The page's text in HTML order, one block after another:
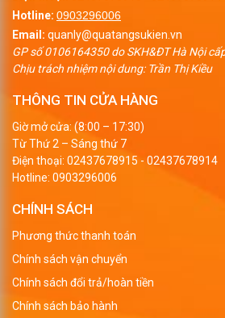
Hotline: 0903296006
Email: quanly@quatangsukien.vn
GP số 0106164350 do SKH&ĐT Hà Nội
Chịu trách nhiệm nội dung: Trần Thị Kiều
THÔNG TIN CỬA HÀNG
Giờ mở cửa: (8:00 – 17:30)
Từ Thứ 2 – Sáng thứ 7
Điện thoại: 02437678915 - 02437678914
Hotline: 0903296006
CHÍNH SÁCH
Phương thức thanh toán
Chính sách vận chuyển
Chính sách đổi trả/hoàn tiền
Chính sách bảo hành